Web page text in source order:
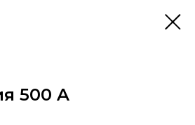
500 A